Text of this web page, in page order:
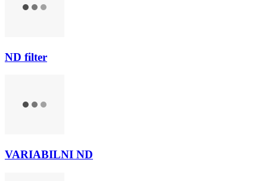
ND filter
VARIABILNI ND